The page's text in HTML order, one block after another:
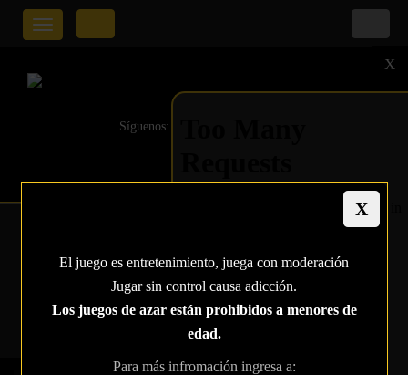
X
El juego es entretenimiento, juega con moderación
Jugar sin control causa adicción.
Los juegos de azar están prohibidos a menores de
edad.
Para más infromación ingresa a:
Síguenos:
Toggle
navigation
EL WPT RETIRA SU
MARCA DEEPSTACKS
Home El WPT retira su marca deepstacks